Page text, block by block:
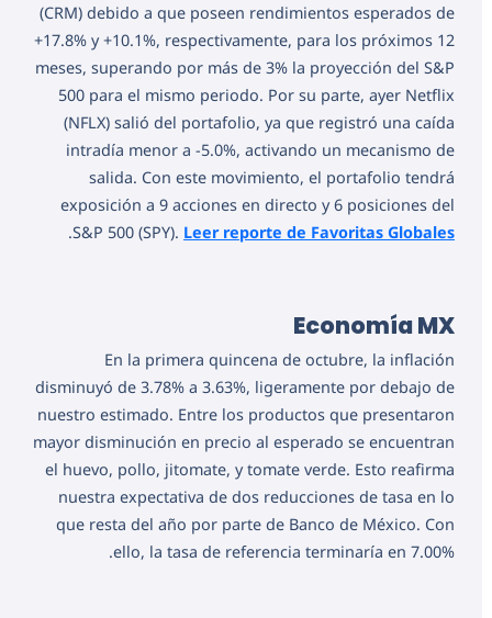
(CRM) debido a que poseen rendimientos esperados de
+17.8% y +10.1%, respectivamente, para los próximos 12
meses, superando por más de 3% la proyección del S&P
500 para el mismo periodo. Por su parte, ayer Netflix
(NFLX) salió del portafolio, ya que registró una caída
intradía menor a -5.0%, activando un mecanismo de
salida. Con este movimiento, el portafolio tendrá
exposición a 9 acciones en directo y 6 posiciones del
S&P 500 (SPY). Leer reporte de Favoritas Globales
.
Economía MX
En la primera quincena de octubre, la inflación
disminuyó de 3.78% a 3.63%, ligeramente por debajo de
nuestro estimado. Entre los productos que presentaron
mayor disminución en precio al esperado se encuentran
el huevo, pollo, jitomate, y tomate verde. Esto reafirma
nuestra expectativa de dos reducciones de tasa en lo
que resta del año por parte de Banco de México. Con
ello, la tasa de referencia terminaría en 7.00%.